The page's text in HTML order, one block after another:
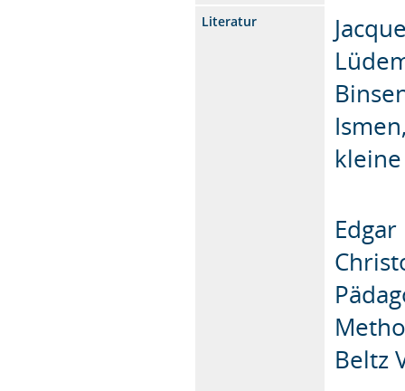
Literatur
Beltz